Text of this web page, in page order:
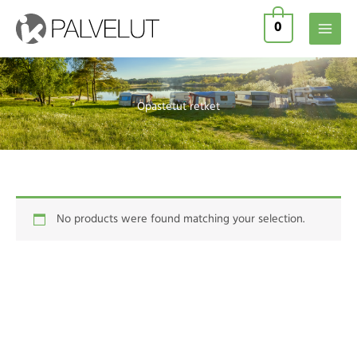
content
0
Opastetut retket
No products were found matching your selection.